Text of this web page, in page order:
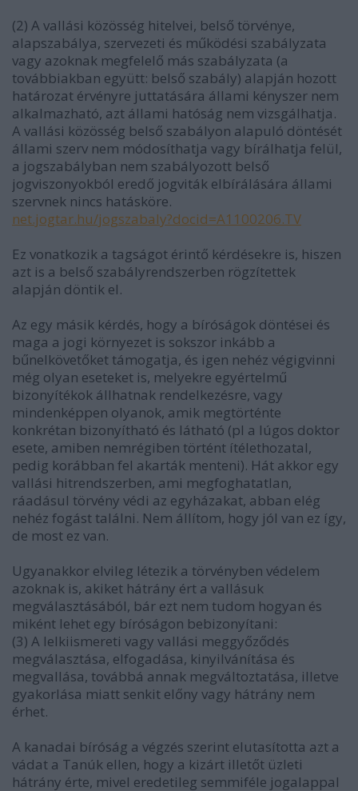
(2) A vallási közösség hitelvei, belső törvénye,
alapszabálya, szervezeti és működési szabályzata
vagy azoknak megfelelő más szabályzata (a
továbbiakban együtt: belső szabály) alapján hozott
határozat érvényre juttatására állami kényszer nem
alkalmazható, azt állami hatóság nem vizsgálhatja.
A vallási közösség belső szabályon alapuló döntését
állami szerv nem módosíthatja vagy bírálhatja felül,
a jogszabályban nem szabályozott belső
jogviszonyokból eredő jogviták elbírálására állami
szervnek nincs hatásköre.
net.jogtar.hu/jogszabaly?docid=A1100206.TV
Ez vonatkozik a tagságot érintő kérdésekre is, hiszen
azt is a belső szabályrendszerben rögzítettek
alapján döntik el.
Az egy másik kérdés, hogy a bíróságok döntései és
maga a jogi környezet is sokszor inkább a
bűnelkövetőket támogatja, és igen nehéz végigvinni
még olyan eseteket is, melyekre egyértelmű
bizonyítékok állhatnak rendelkezésre, vagy
mindenképpen olyanok, amik megtörténte
konkrétan bizonyítható és látható (pl a lúgos doktor
esete, amiben nemrégiben történt ítélethozatal,
pedig korábban fel akarták menteni). Hát akkor egy
vallási hitrendszerben, ami megfoghatatlan,
ráadásul törvény védi az egyházakat, abban elég
nehéz fogást találni. Nem állítom, hogy jól van ez így,
de most ez van.
Ugyanakkor elvileg létezik a törvényben védelem
azoknak is, akiket hátrány ért a vallásuk
megválasztásából, bár ezt nem tudom hogyan és
miként lehet egy bíróságon bebizonyítani:
(3) A lelkiismereti vagy vallási meggyőződés
megválasztása, elfogadása, kinyilvánítása és
megvallása, továbbá annak megváltoztatása, illetve
gyakorlása miatt senkit előny vagy hátrány nem
érhet.
A kanadai bíróság a végzés szerint elutasította azt a
vádat a Tanúk ellen, hogy a kizárt illetőt üzleti
hátrány érte, mivel eredetileg semmiféle jogalappal